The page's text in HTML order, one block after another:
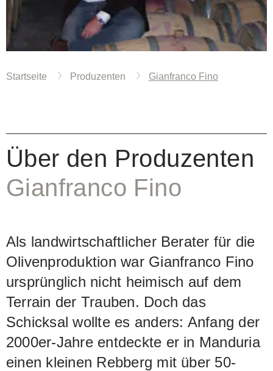
Startseite Produzenten Gianfranco Fino
Über den Produzenten
Gianfranco Fino
Als landwirtschaftlicher Berater für die
Olivenproduktion war Gianfranco Fino
ursprünglich nicht heimisch auf dem
Terrain der Trauben. Doch das
Schicksal wollte es anders: Anfang der
2000er-Jahre entdeckte er in Manduria
einen kleinen Rebberg mit über 50-